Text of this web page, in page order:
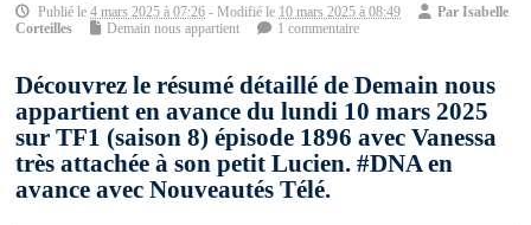
Publié le4 mars 2025 à 07:26 - Modifié le 10 mars 2025 à 08:49 ParIsabelle
Corteilles
Demain nous appartient 1 commentaire
Découvrez le résumé détaillé de Demain nous
appartient en avance du lundi 10 mars 2025
sur TF1 (saison 8) épisode 1896 avec Vanessa
très attachée à son petit Lucien. #DNA en
avance avec Nouveautés Télé.